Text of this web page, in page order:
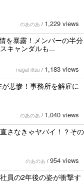
のあのあ / 1,229 views
を暴露！メンバーの半分
キャンダルも...
nagai ritsu / 1,183 views
悲惨！事務所を解雇に
のあのあ / 1,040 views
さなきゃヤバイ！？その
のあのあ / 954 views
員の2年後の姿が衝撃す